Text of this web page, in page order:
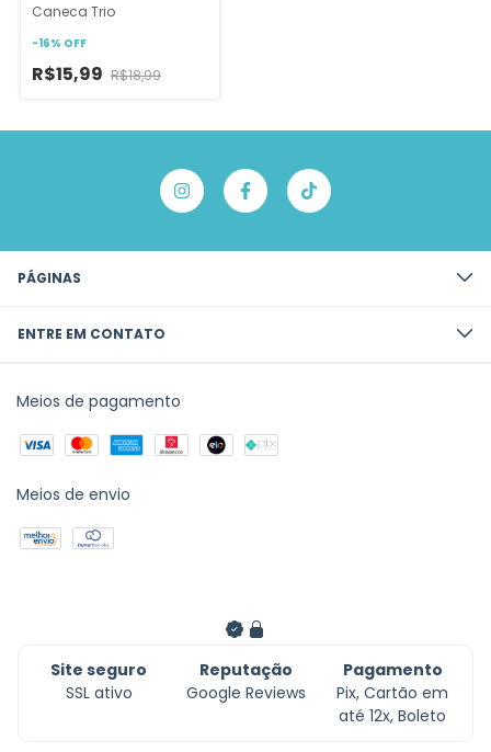
Caneca Trio
-16% OFF
R$15,99 R$18,99
PÁGINAS
ENTRE EM CONTATO
Meios de pagamento
Meios de envio
Site seguro
SSL ativo
Reputação
Google Reviews
Pagamento
Pix, Cartão em
até 12x, Boleto